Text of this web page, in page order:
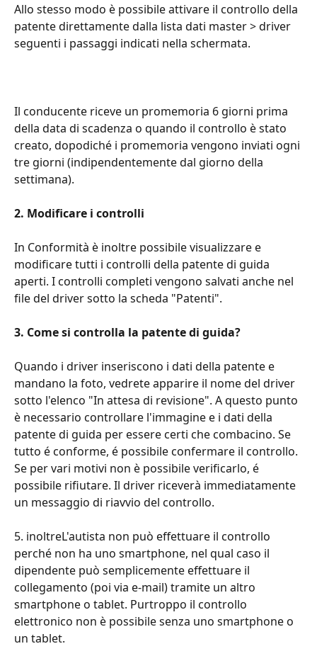
Allo stesso modo è possibile attivare il controllo della
patente direttamente dalla lista dati master > driver
seguenti i passaggi indicati nella schermata.
Il conducente riceve un promemoria 6 giorni prima
della data di scadenza o quando il controllo è stato
creato, dopodiché i promemoria vengono inviati ogni
tre giorni (indipendentemente dal giorno della
settimana).
2. Modificare i controlli
In Conformità è inoltre possibile visualizzare e
modificare tutti i controlli della patente di guida
aperti. I controlli completi vengono salvati anche nel
file del driver sotto la scheda "Patenti".
3. Come si controlla la patente di guida?
Quando i driver inseriscono i dati della patente e
mandano la foto, vedrete apparire il nome del driver
sotto l'elenco "In attesa di revisione". A questo punto
è necessario controllare l'immagine e i dati della
patente di guida per essere certi che combacino. Se
tutto é conforme, é possibile confermare il controllo.
Se per vari motivi non è possibile verificarlo, é
possibile rifiutare. Il driver riceverà immediatamente
un messaggio di riavvio del controllo.
5. inoltreL'autista non può effettuare il controllo
perché non ha uno smartphone, nel qual caso il
dipendente può semplicemente effettuare il
collegamento (poi via e-mail) tramite un altro
smartphone o tablet. Purtroppo il controllo
elettronico non è possibile senza uno smartphone o
un tablet.